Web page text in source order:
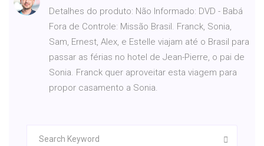
Detalhes do produto: Não Informado: DVD - Babá
Fora de Controle: Missão Brasil. Franck, Sonia,
Sam, Ernest, Alex, e Estelle viajam até o Brasil para
passar as férias no hotel de Jean-Pierre, o pai de
Sonia. Franck quer aproveitar esta viagem para
propor casamento a Sonia.